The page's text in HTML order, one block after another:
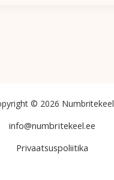
© 2026 Numbritekeel
info@numbritekeel.ee
Privaatsuspoliitika